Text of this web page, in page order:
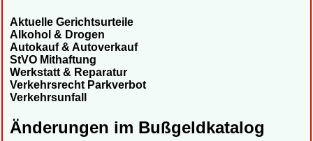
Aktuelle Gerichtsurteile
Alkohol & Drogen
Autokauf & Autoverkauf
StVO Mithaftung
Werkstatt & Reparatur
Verkehrsrecht Parkverbot
Verkehrsunfall
Änderungen im Bußgeldkatalog